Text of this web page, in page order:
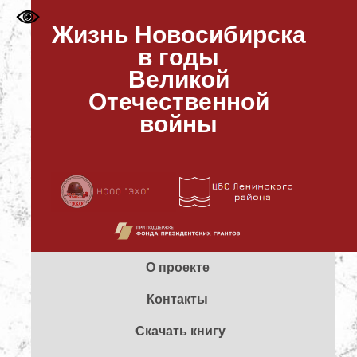
Жизнь Новосибирска
в годы
Великой
Отечественной
войны
Скачать книгу
Контакты
О проекте